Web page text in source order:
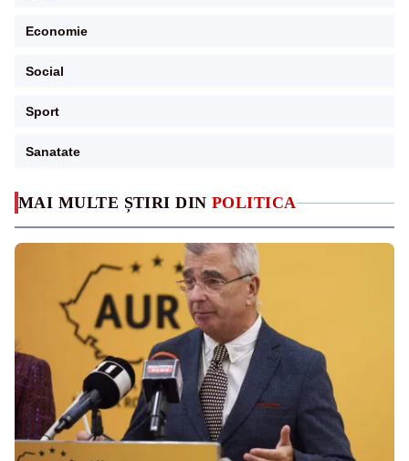
MAI MULTE ȘTIRI DIN POLITICA
Economie
Social
Sport
Sanatate